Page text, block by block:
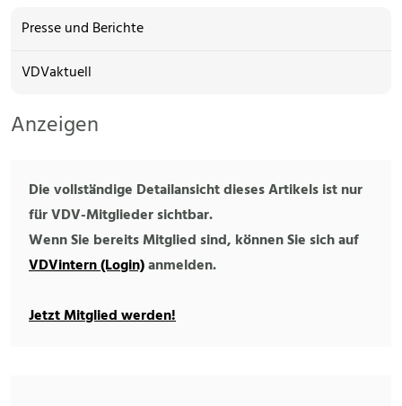
Presse und Berichte
VDVaktuell
Anzeigen
Die vollständige Detailansicht dieses Artikels ist nur
für VDV-Mitglieder sichtbar.
Wenn Sie bereits Mitglied sind, können Sie sich auf
VDVintern (Login)anmelden.
Jetzt Mitglied werden!